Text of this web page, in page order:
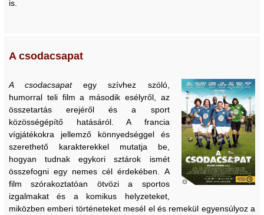
is.
A csodacsapat
A csodacsapategy szívhez szóló,
humorral teli film a második esélyről, az
összetartás erejéről és a sport
közösségépítő hatásáról. A francia
vígjátékokra jellemző könnyedséggel és
szerethető karakterekkel mutatja be,
hogyan tudnak egykori sztárok ismét
összefogni egy nemes cél érdekében. A
film szórakoztatóan ötvözi a sportos
izgalmakat és a komikus helyzeteket,
miközben emberi történeteket mesél el és remekül egyensúlyoz a